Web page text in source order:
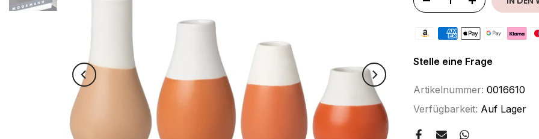
Stelle eine Frage
Artikelnummer: 0016610
Verfügbarkeit: Auf Lager